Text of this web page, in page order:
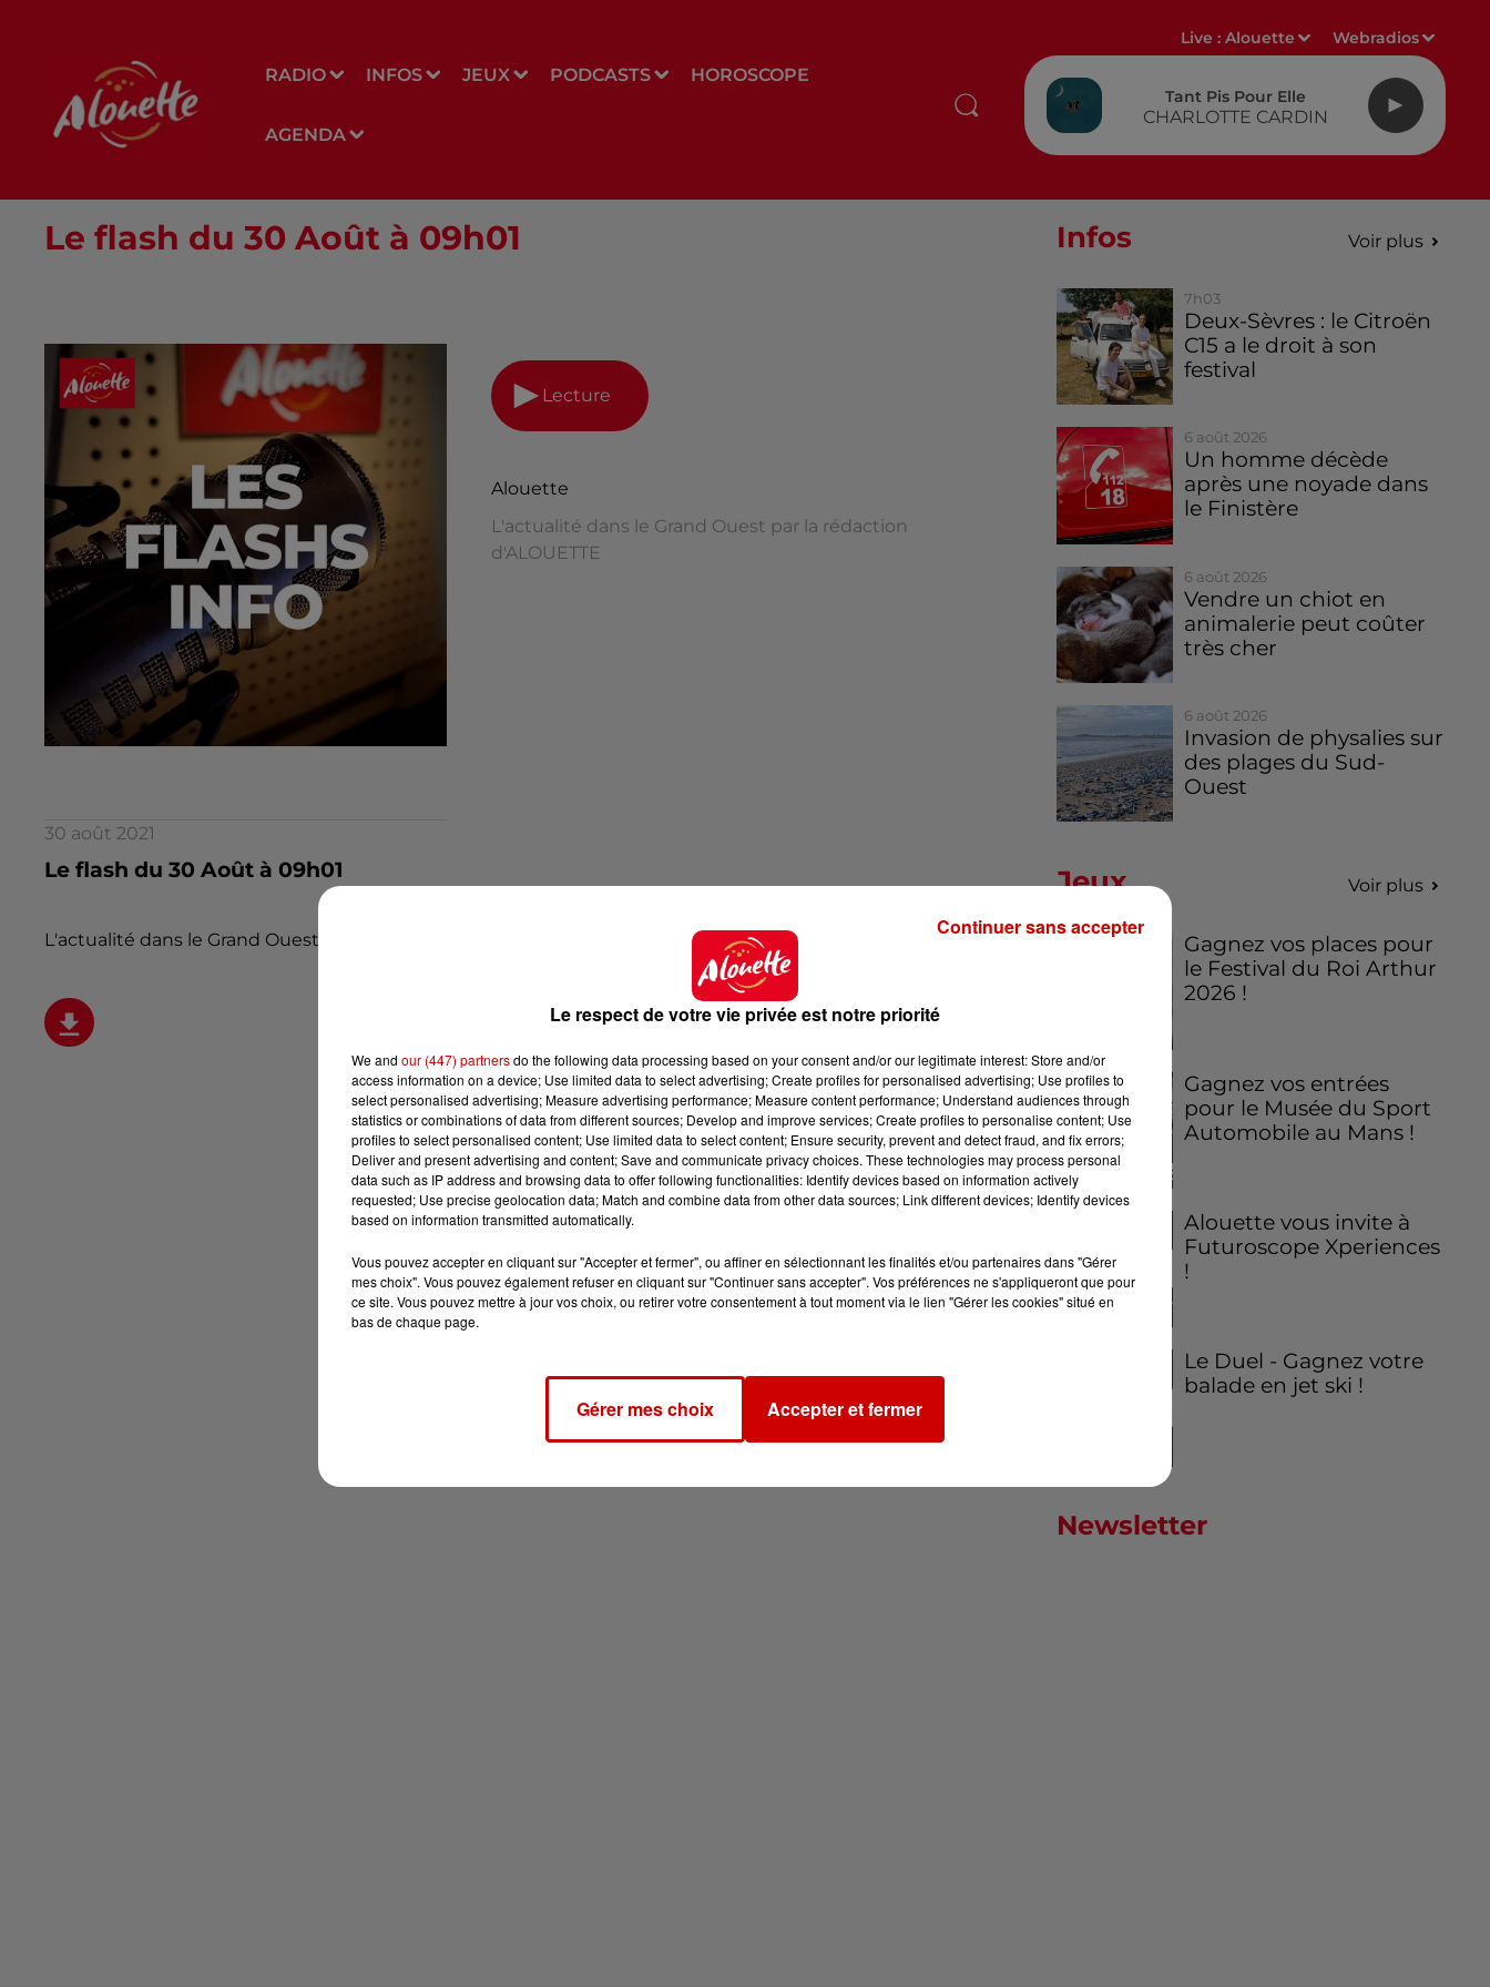
RADIO INFOS JEUX PODCASTS HOROSCOPE
AGENDA
Live :Alouette Webradios
Tant Pis Pour Elle
CHARLOTTE CARDIN
Le flash du 30 Août à 09h01
Lecture
Alouette
L'actualité dans le Grand Ouest par la rédaction
d'ALOUETTE
30 août 2021
Le flash du 30 Août à 09h01
L'actualité dans le Grand Ouest par la rédaction d'ALOUETTE
Infos Voir plus
7h03
Deux-Sèvres : le Citroën
C15 a le droit à son
festival
6 août 2026
Un homme décède
après une noyade dans
le Finistère
6 août 2026
Vendre un chiot en
animalerie peut coûter
très cher
6 août 2026
Invasion de physalies sur
des plages du Sud-
Ouest
Jeux Voir plus
Gagnez vos places pour
le Festival du Roi Arthur
2026 !
Gagnez vos entrées
pour le Musée du Sport
Automobile au Mans !
Alouette vous invite à
Futuroscope Xperiences
!
Le Duel - Gagnez votre
balade en jet ski !
Newsletter
Le respect de votre vie privée est notre priorité
We and our (447) partnersdo the following data processing based on your consent and/or our legitimate interest: Store and/or
access information on a device; Use limited data to select advertising; Create profiles for personalised advertising; Use profiles to
select personalised advertising; Measure advertising performance; Measure content performance; Understand audiences through
statistics or combinations of data from different sources; Develop and improve services; Create profiles to personalise content; Use
profiles to select personalised content; Use limited data to select content; Ensure security, prevent and detect fraud, and fix errors;
Deliver and present advertising and content; Save and communicate privacy choices. These technologies may process personal
data such as IP address and browsing data to offer following functionalities: Identify devices based on information actively
requested; Use precise geolocation data; Match and combine data from other data sources; Link different devices; Identify devices
based on information transmitted automatically.
Vous pouvez accepter en cliquant sur "Accepter et fermer", ou affiner en sélectionnant les finalités et/ou partenaires dans "Gérer
mes choix". Vous pouvez également refuser en cliquant sur "Continuer sans accepter". Vos préférences ne s'appliqueront que pour
ce site. Vous pouvez mettre à jour vos choix, ou retirer votre consentement à tout moment via le lien "Gérer les cookies" situé en
bas de chaque page.
Gérer mes choix Accepter et fermer
Continuer sans accepter